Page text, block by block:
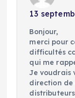
13
Bonjour,
merci pour
difficultés
qui me
Je voudrais
direction de